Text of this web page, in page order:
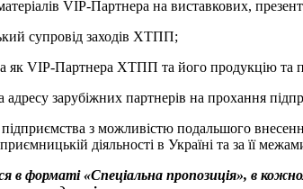
VIP-Партнера на виставкових,
супровід заходів ХТПП;
як VIP-Партнера ХТПП та його продукцію
зарубіжних партнерів на прохання
підприємства з можливістю подальшого
діяльності в Україні та за її
форматі «Спеціальна пропозиція», в